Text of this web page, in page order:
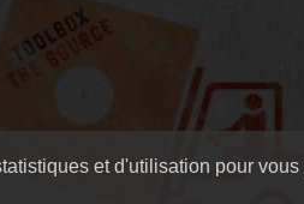
et d'utilisation pour